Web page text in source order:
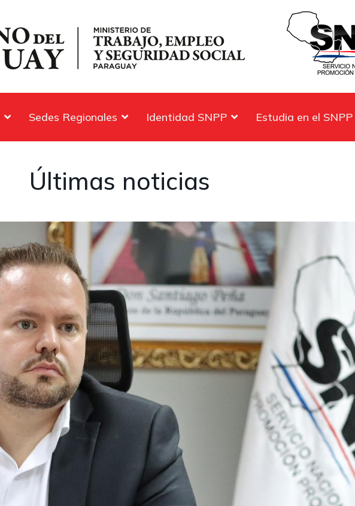
Sedes Regionales Identidad SNPP Estudia en el SNPP
Últimas noticias